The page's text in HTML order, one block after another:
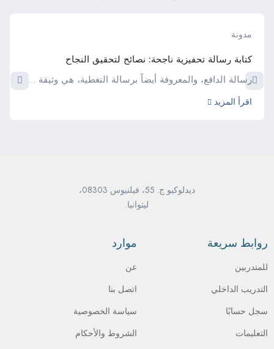
مدونة
كتابة رسالة تحفيزية ناجحة: نصائح لتحقيق النجاح
رسالة الدافع، والمعروفة أيضاً برسالة التغطية، هي وثيقة ...
اقرأ المزيد
ديدلوكيو ج. 55، فيلنيوس 08303،
ليتوانيا.
روابط سريعة
للمتدربين
التدريب الداخلي
سجل حسابًا
التعليمات
موارد
عن
اتصل بنا
سياسة الخصوصية
الشروط والأحكام